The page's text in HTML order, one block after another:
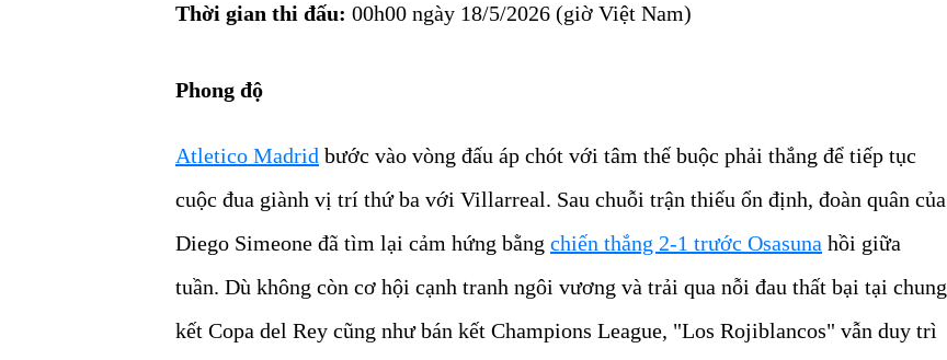
Thời gian thi đấu: 00h00 ngày 18/5/2026 (giờ Việt Nam)
Phong độ
Atletico Madrid bước vào vòng đấu áp chót với tâm thế buộc phải thắng để tiếp tục
cuộc đua giành vị trí thứ ba với Villarreal. Sau chuỗi trận thiếu ổn định, đoàn quân của
Diego Simeone đã tìm lại cảm hứng bằng chiến thắng 2-1 trước Osasuna hồi giữa
tuần. Dù không còn cơ hội cạnh tranh ngôi vương và trải qua nỗi đau thất bại tại chung
kết Copa del Rey cũng như bán kết Champions League, "Los Rojiblancos" vẫn duy trì